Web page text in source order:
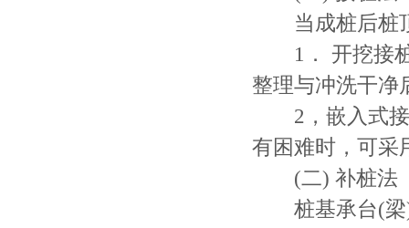
当成桩后桩顶
1． 开挖接桩
整理与冲洗干净
2，嵌入式接
有困难时，可采
(二) 补桩法
桩基承台(梁)